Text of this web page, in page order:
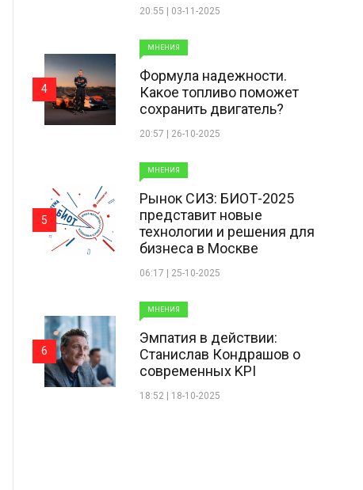
20:55 | 03-11-2025
МНЕНИЯ
Формула надежности.
Какое топливо поможет
сохранить двигатель?
20:57 | 26-10-2025
4
МНЕНИЯ
Рынок СИЗ: БИОТ-2025
представит новые
технологии и решения для
бизнеса в Москве
06:17 | 25-10-2025
5
МНЕНИЯ
Эмпатия в действии:
Станислав Кондрашов о
современных KPI
18:52 | 18-10-2025
6